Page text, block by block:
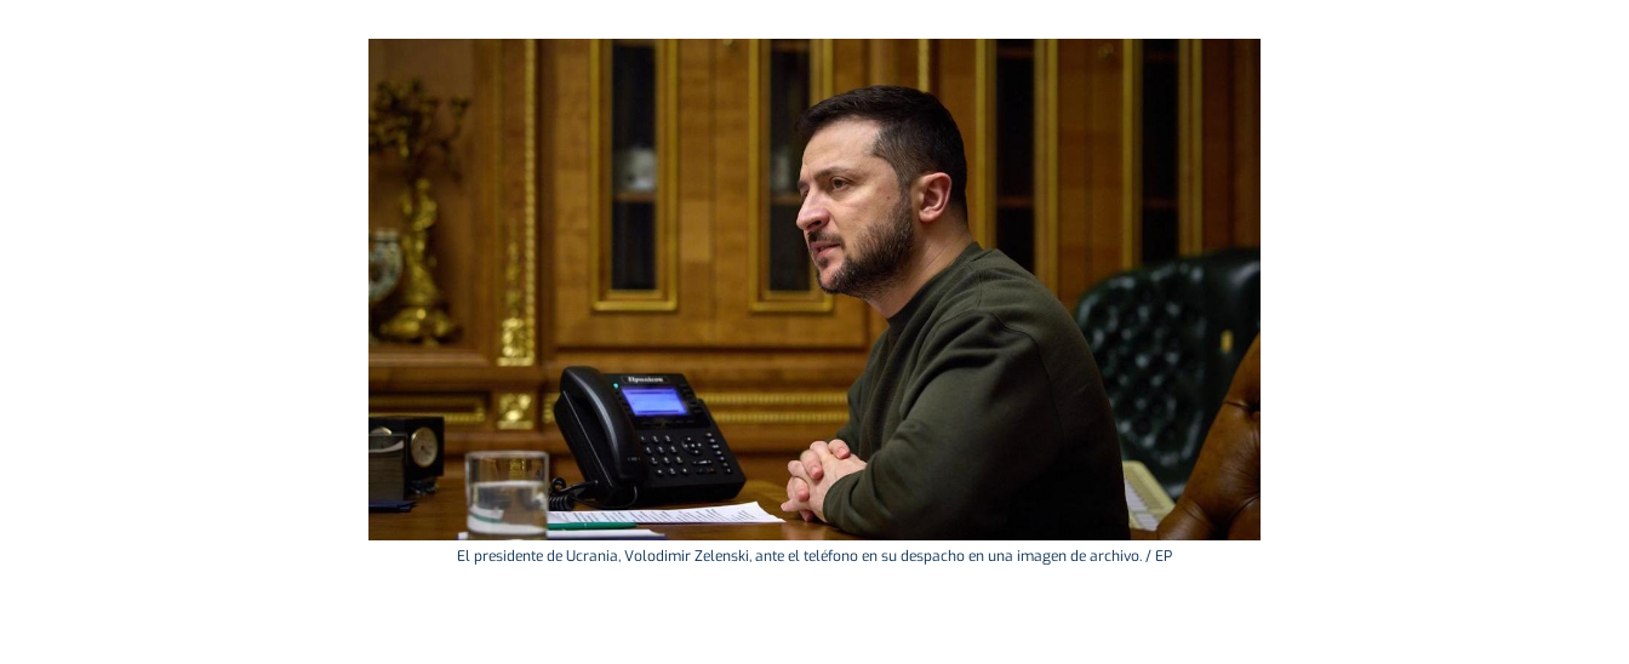
El presidente de Ucrania, Volodimir Zelenski, ante el teléfono en su despacho en una imagen de archivo. / EP